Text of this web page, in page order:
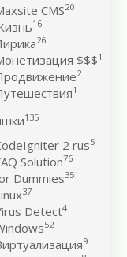
CMS20
16
26
$$$1
2
1
135
2 rus5
Solution76
Dummies35
37
Detect4
52
9